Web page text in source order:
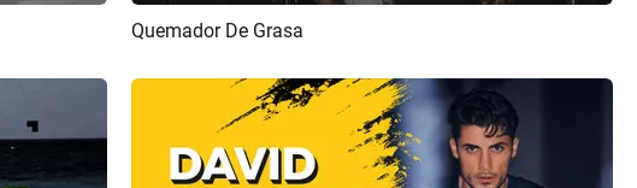
Previsualizar
Quemador De Grasa